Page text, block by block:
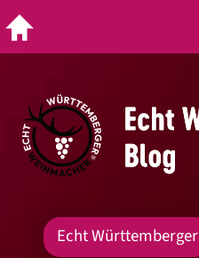
Echt Württemberger